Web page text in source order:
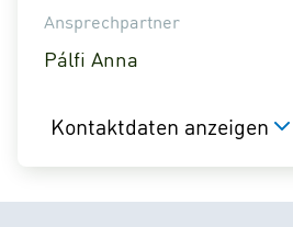
Ansprechpartner
Pálfi Anna
Kontaktdaten anzeigen